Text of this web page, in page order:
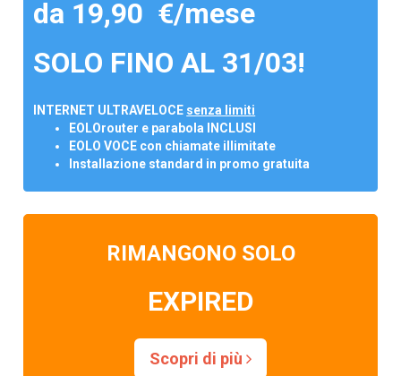
da 19,90 €/mese
SOLO FINO AL 31/03!
INTERNET ULTRAVELOCE senza limiti
EOLOrouter e parabola INCLUSI
EOLO VOCE con chiamate illimitate
Installazione standard in promo gratuita
RIMANGONO SOLO
EXPIRED
Scopri di più